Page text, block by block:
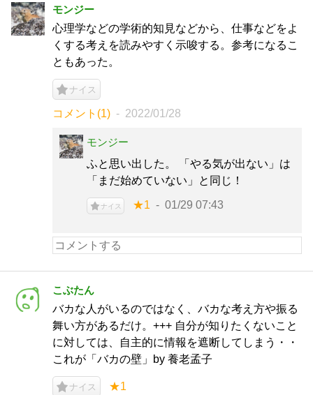
モンジー
心理学などの学術的知見などから、仕事などをよ
くする考えを読みやすく示唆する。参考になるこ
ともあった。
ナイス
コメント(1) 2022/01/28
モンジー
ふと思い出した。 「やる気が出ない」は
「まだ始めていない」と同じ！
ナイス ★1 01/29 07:43
こぶたん
バカな人がいるのではなく、バカな考え方や振る
舞い方があるだけ。+++ 自分が知りたくないこと
に対しては、自主的に情報を遮断してしまう・・
これが「バカの壁」by 養老孟子
ナイス ★1